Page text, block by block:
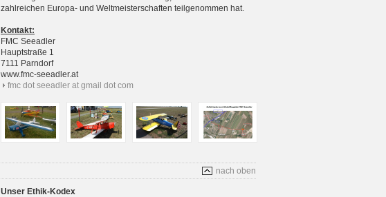
zahlreichen Europa- und Weltmeister­schaften teilgenommen hat.
Kontakt:
FMC Seeadler
Hauptstraße 1
7111 Parndorf
www.fmc-seeadler.at
fmc dot seeadler at gmail dot com
nach oben
Unser Ethik-Kodex